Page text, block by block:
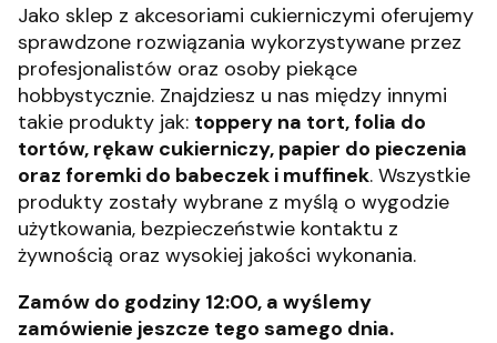
Jako sklep z akcesoriami cukierniczymi oferujemy
sprawdzone rozwiązania wykorzystywane przez
profesjonalistów oraz osoby piekące
hobbystycznie. Znajdziesz u nas między innymi
takie produkty jak: toppery na tort, folia do
tortów, rękaw cukierniczy, papier do pieczenia
oraz foremki do babeczek i muffinek. Wszystkie
produkty zostały wybrane z myślą o wygodzie
użytkowania, bezpieczeństwie kontaktu z
żywnością oraz wysokiej jakości wykonania.
Zamów do godziny 12:00, a wyślemy
zamówienie jeszcze tego samego dnia.